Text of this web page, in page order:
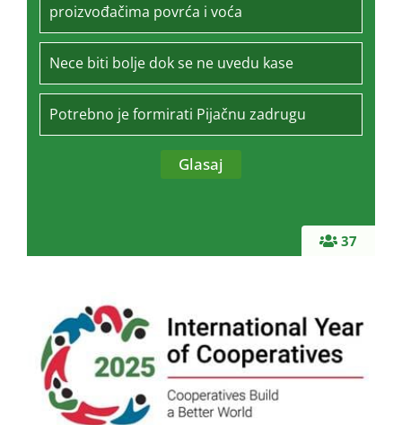
37
proizvođačima povrća i voća
Nece biti bolje dok se ne uvedu kase
Potrebno je formirati Pijačnu zadrugu